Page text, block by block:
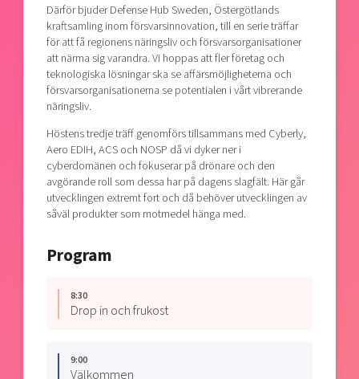
Därför bjuder Defense Hub Sweden, Östergötlands
kraftsamling inom försvarsinnovation, till en serie träffar
för att få regionens näringsliv och försvarsorganisationer
att närma sig varandra. Vi hoppas att fler företag och
teknologiska lösningar ska se affärsmöjligheterna och
försvarsorganisationerna se potentialen i vårt vibrerande
näringsliv.
Höstens tredje träff genomförs tillsammans med Cyberly,
Aero EDIH, ACS och NOSP då vi dyker ner i
cyberdomänen och fokuserar på drönare och den
avgörande roll som dessa har på dagens slagfält. Här går
utvecklingen extremt fort och då behöver utvecklingen av
såväl produkter som motmedel hänga med.
Program
8:30
Drop in och frukost
9:00
Välkommen